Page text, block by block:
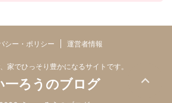
シー・ポリシー 運営者情報
家でひっそり豊かになるサイトです。
一ろうのブログ